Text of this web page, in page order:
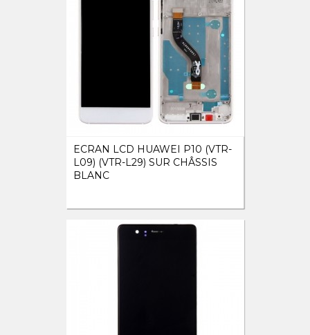
ECRAN LCD HUAWEI P10 (VTR-
L09) (VTR-L29) SUR CHÂSSIS
BLANC